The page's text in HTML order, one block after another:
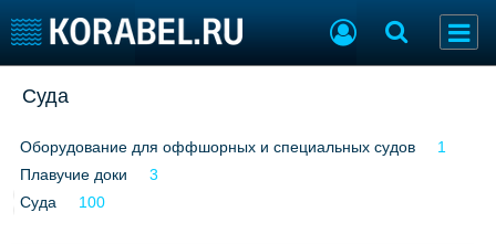
Пульс
Новости
Компании
Доска объявлений
Суда
Оборудование для оффшорных и специальных судов
1
Плавучие доки
3
Cуда
100